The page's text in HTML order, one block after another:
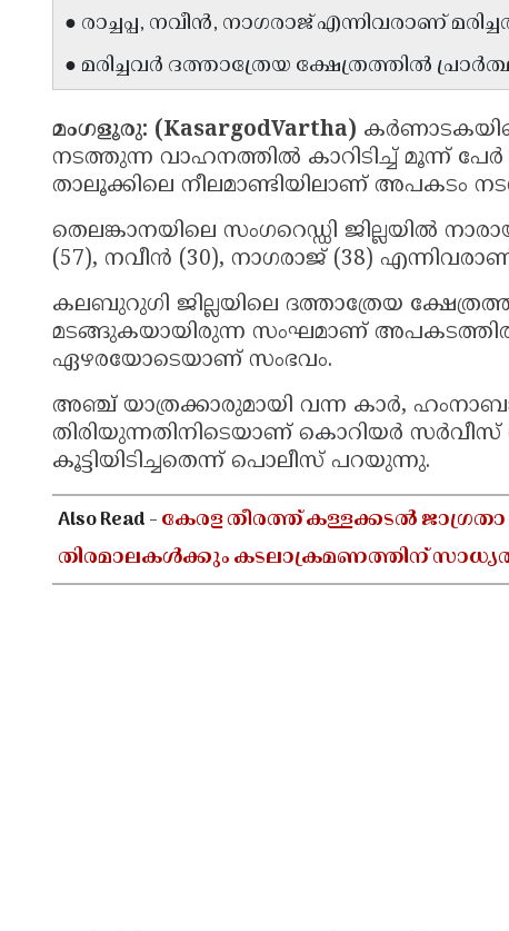
● രാച്ചപ്പ, നവീൻ, നാഗരാജ് എന്നിവരാണ്
● മരിച്ചവർ ദത്താത്രേയ ക്ഷേത്രത്തിൽ
മംഗളൂരു: (KasargodVartha)
നടത്തുന്ന വാഹനത്തിൽ കാറിടിച്ച് മൂന്ന്
താലൂക്കിലെ നീലമാണ്ടിയിലാണ് അപകടം
തെലങ്കാനയിലെ സംഗറെഡ്ഡി ജില്ലയിൽ
(57), നവീൻ (30), നാഗരാജ് (38)
കലബുറുഗി ജില്ലയിലെ ദത്താത്രേയ
മടങ്ങുകയായിരുന്ന സംഘമാണ്
ഏഴരയോടെയാണ് സംഭവം.
അഞ്ച് യാത്രക്കാരുമായി വന്ന കാർ,
തിരിയുന്നതിനിടെയാണ് കൊറിയർ
കൂട്ടിയിടിച്ചതെന്ന് പൊലീസ് പറയുന്നു.
Also Read -കേരള തീരത്ത് കള്ളക്കടൽ ജാഗ്രതാ
തിരമാലകൾക്കും കടലാക്രമണത്തിന്